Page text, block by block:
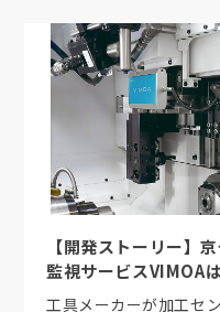
ョンにおい
度低下のリ
「工業用
ました」（
こうした
たな解決策
ArUcoマー
【開発ストーリー】
監視サービスVIMOA
れたか
工具メーカーが加工セ